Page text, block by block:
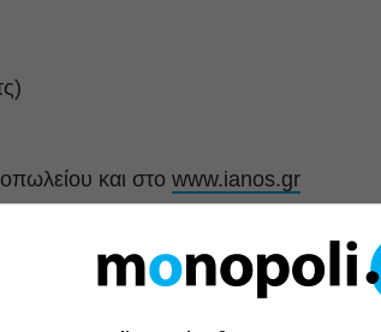
και στο www.ianos.gr
«Με τα φεγγάρια χάνομαι Σε
μου δίσκους. Σε αυτή την